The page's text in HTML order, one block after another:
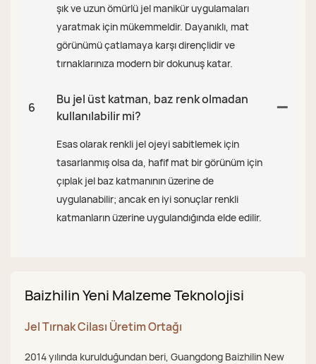
şık ve uzun ömürlü jel manikür uygulamaları
yaratmak için mükemmeldir. Dayanıklı, mat
görünümü çatlamaya karşı dirençlidir ve
tırnaklarınıza modern bir dokunuş katar.
6
Bu jel üst katman, baz renk olmadan
kullanılabilir mi?
Esas olarak renkli jel ojeyi sabitlemek için
tasarlanmış olsa da, hafif mat bir görünüm için
çıplak jel baz katmanının üzerine de
uygulanabilir; ancak en iyi sonuçlar renkli
katmanların üzerine uygulandığında elde edilir.
Baizhilin Yeni Malzeme Teknolojisi
Jel Tırnak Cilası Üretim Ortağı
2014 yılında kurulduğundan beri, Guangdong Baizhilin New